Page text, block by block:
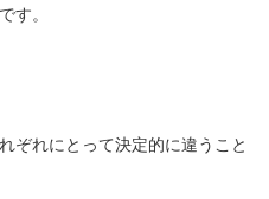
す。
ぞれにとって決定的に違うこと